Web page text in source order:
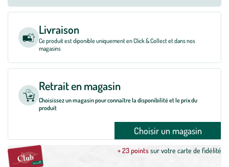
Livraison
Ce produit est diponible uniquement en Click & Collect et dans nos
magasins
Retrait en magasin
Choisissez un magasin pour connaître la disponibilité et le prix du
produit
Choisir un magasin
+ 23 pointssur votre carte de fidélité